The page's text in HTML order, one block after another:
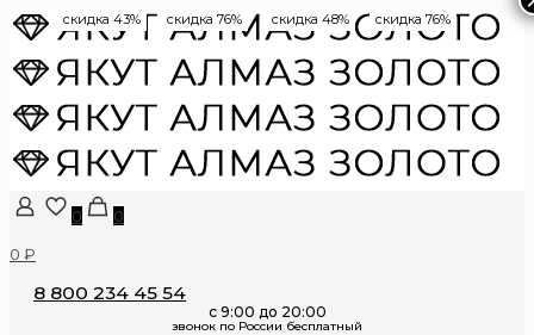
0
0
0 ₽
8 800 234 45 54
скидка 43% скидка 76% скидка 48% скидка 76%